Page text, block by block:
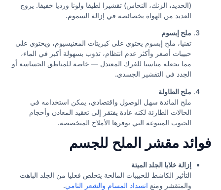
(الحديد، الزنك، النحاس) تقشيرا لطيفا ولونا ورديا خفيفا. يروج
العديد من الهواة بخصائصه في إزالة السموم.
ملح إبسوم
تقنيا، ملح إبسوم يحتوي على كبريتات المغنيسيوم، ويحتوي على
حبيبات أصغر وأكثر عدم انتظام، تذوب بسهولة أكبر في الماء،
مما يجعله مناسبا للفرك المعتدل — خاصة للمناطق الحساسة أو
الجدد في التقشير الجسدي.
ملح الطاولة
ملح المائدة سهل الوصول واقتصادي، يمكن استخدامه في
الحالات الطارئة لكنه عادة يفتقر إلى تعقيد المعادن وأحجام
الحبوب المتنوعة التي توفرها الأملاح المتخصصة.
فوائد مقشر الملح للجسم
إزالة خلايا الجلد الميتة
التأثير الكاشط للحبيبات المالحة يتخلص فعليا من الجلد الباهت
والمتقشر ومنع انسداد المسام والشعر النامي.